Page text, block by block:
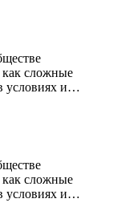
как сложные
условиях и…
как сложные
условиях и…